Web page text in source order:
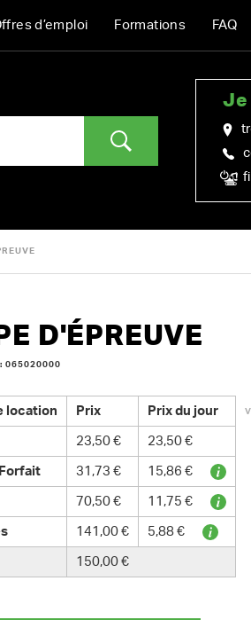
d’emploi Formations FAQ
Je
D'ÉPREUVE
065020000
location Prix Prix du jour
23,50 € 23,50 €
31,73 € 15,86 €
70,50 € 11,75 €
141,00 € 5,88 €
150,00 €